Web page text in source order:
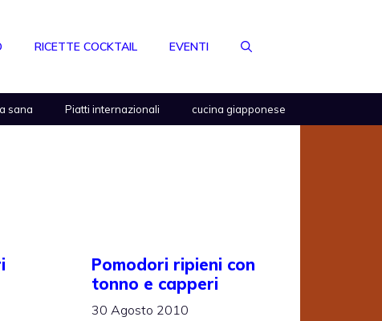
RICETTE COCKTAIL EVENTI
sana Piatti internazionali cucina giapponese
Pomodori ripieni con
tonno e capperi
30 Agosto 2010